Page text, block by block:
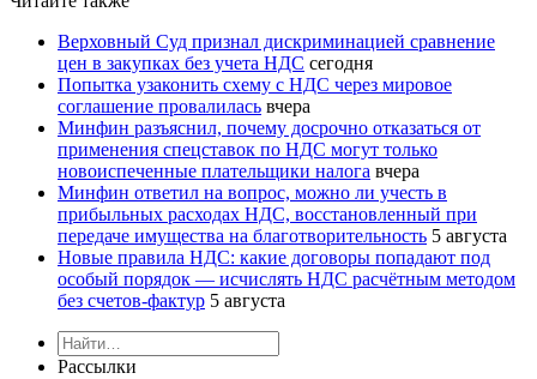
Верховный Суд признал дискриминацией сравнение
цен в закупках без учета НДС сегодня
Попытка узаконить схему с НДС через мировое
соглашение провалилась вчера
Минфин разъяснил, почему досрочно отказаться от
применения спецставок по НДС могут только
новоиспеченные плательщики налога вчера
Минфин ответил на вопрос, можно ли учесть в
прибыльных расходах НДС, восстановленный при
передаче имущества на благотворительность 5 августа
Новые правила НДС: какие договоры попадают под
особый порядок — исчислять НДС расчётным методом
без счетов-фактур 5 августа
Рассылки